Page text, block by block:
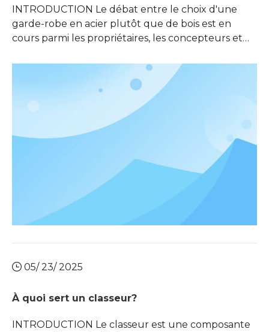
INTRODUCTION Le débat entre le choix d'une
garde-robe en acier plutôt que de bois est en
cours parmi les propriétaires, les concepteurs et
processus de science des matériaux et de
fabrication, les options de garde-robe en acier sont
devenues de plus en plus populaires en raison de
leur durabilité et de leur m
05/ 23/ 2025
À quoi sert un classeur?
INTRODUCTION Le classeur est une composante